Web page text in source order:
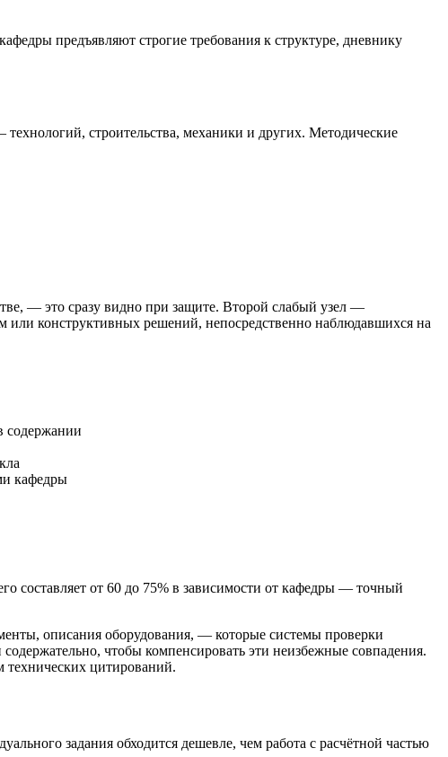
предъявляют строгие требования к структуре, дневнику
строительства, механики и других. Методические
— это сразу видно при защите. Второй слабый узел —
или конструктивных решений, непосредственно наблюдавшихся на
содержании
кафедры
составляет от 60 до 75% в зависимости от кафедры — точный
описания оборудования, — которые системы проверки
чтобы компенсировать эти неизбежные совпадения.
технических цитирований.
задания обходится дешевле, чем работа с расчётной частью